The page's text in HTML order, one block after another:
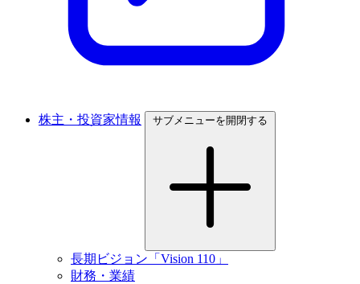
株主・投資家情報 サブメニューを開閉する
長期ビジョン「Vision 110」
財務・業績